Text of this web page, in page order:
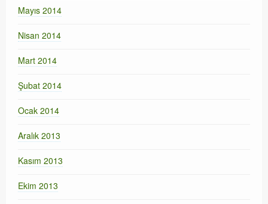
Mayıs 2014
Nisan 2014
Mart 2014
Şubat 2014
Ocak 2014
Aralık 2013
Kasım 2013
Ekim 2013